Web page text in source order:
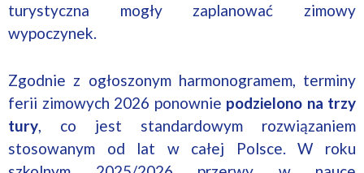
turystyczna mogły zaplanować zimowy
wypoczynek.
Zgodnie z ogłoszonym harmonogramem, terminy
ferii zimowych 2026 ponownie podzielono na trzy
tury, co jest standardowym rozwiązaniem
stosowanym od lat w całej Polsce. W roku